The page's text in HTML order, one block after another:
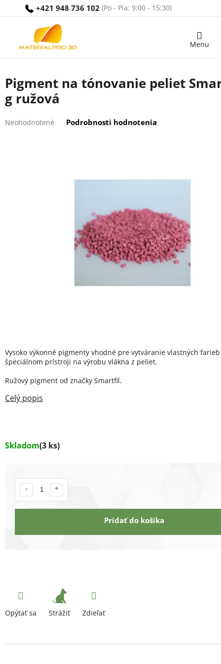
+421 948 736 102
Nákupný
Pigment na tónovanie peliet
g ružová
hodnotenie
Neohodnotené Podrobnosti hodnotenia
Skladom(3 ks)
Pridať do košíka
Vysoko výkonné pigmenty vhodné pre vytváranie vlastných
špeciálnom prístroji na výrobu vlákna z peliet.
Ružový pigment od značky Smartfil.
Opýtať sa Strážiť Zdieľať